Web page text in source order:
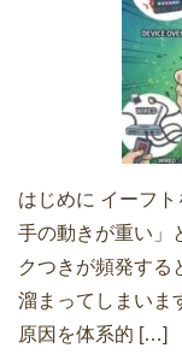
はじめに イーフ
手の動きが重い」
クつきが頻発する
溜まってしまいま
原因を体系的 […]